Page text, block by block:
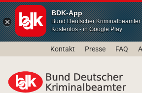
BDK-App
Bund Deutscher Kriminalbeamter
Kostenlos - in Google Play
Kontakt Presse FAQ